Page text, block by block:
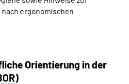
ergonomischen
Orientierung in der
)